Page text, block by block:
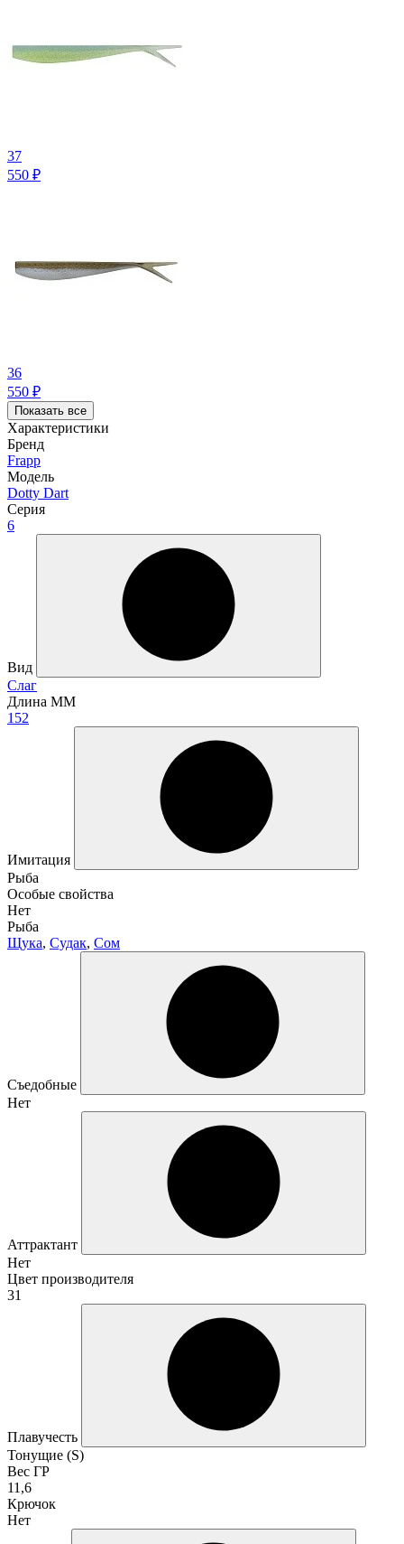
37
550 ₽
36
550 ₽
Показать все
Характеристики
Бренд
Frapp
Модель
Dotty Dart
Серия
6
Вид
Слаг
Длина ММ
152
Имитация
Рыба
Особые свойства
Нет
Рыба
Щука, Судак, Сом
Съедобные
Нет
Аттрактант
Нет
Цвет производителя
31
Плавучесть
Тонущие (S)
Вес ГР
11,6
Крючок
Нет